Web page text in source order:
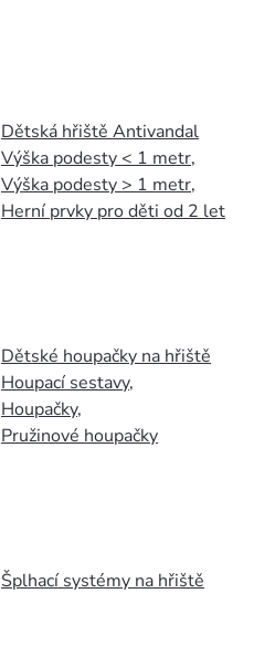
Dětská hřiště Antivandal
Výška podesty < 1 metr,
Výška podesty > 1 metr,
Herní prvky pro děti od 2 let
Dětské houpačky na hřiště
Houpací sestavy,
Houpačky,
Pružinové houpačky
Šplhací systémy na hřiště